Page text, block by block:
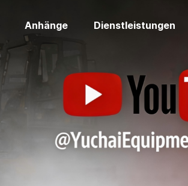
Anhänge Dienstleistungen